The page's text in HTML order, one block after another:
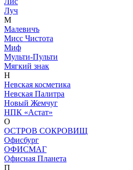
Луч
М
Малевичъ
Мисс Чистота
Миф
Мульти-Пульти
Мягкий знак
Н
Невская косметика
Невская Палитра
Новый Жемчуг
НПК «Астат»
О
ОСТРОВ СОКРОВИЩ
Офисбург
ОФИСМАГ
Офисная Планета
П